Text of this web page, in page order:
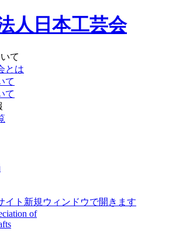
て
とは
て
て
イト 新規ウィンドウで開きます
of